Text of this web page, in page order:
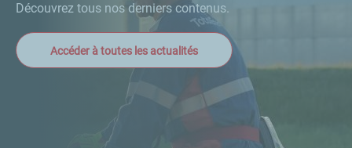
Découvrez tous nos derniers contenus.
Accéder à toutes les actualités